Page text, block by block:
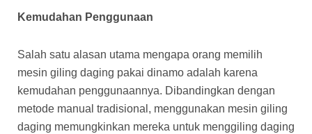
Kemudahan Penggunaan
Salah satu alasan utama mengapa orang memilih
mesin giling daging pakai dinamo adalah karena
kemudahan penggunaannya. Dibandingkan dengan
metode manual tradisional, menggunakan mesin giling
daging memungkinkan mereka untuk menggiling daging